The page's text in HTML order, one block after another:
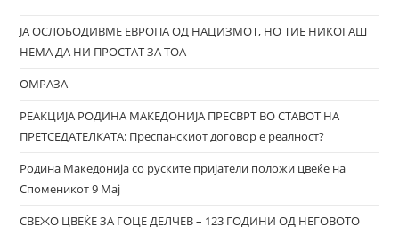
ЈА ОСЛОБОДИВМЕ ЕВРОПА ОД НАЦИЗМОТ, НО ТИЕ НИКОГАШ
НЕМА ДА НИ ПРОСТАТ ЗА ТОА
ОМРАЗА
РЕАКЦИЈА РОДИНА МАКЕДОНИЈА ПРЕСВРТ ВО СТАВОТ НА
ПРЕТСЕДАТЕЛКАТА: Преспанскиот договор е реалност?
Родина Македонија со руските пријатели положи цвеќе на
Споменикот 9 Мај
СВЕЖО ЦВЕЌЕ ЗА ГОЦЕ ДЕЛЧЕВ – 123 ГОДИНИ ОД НЕГОВОТО